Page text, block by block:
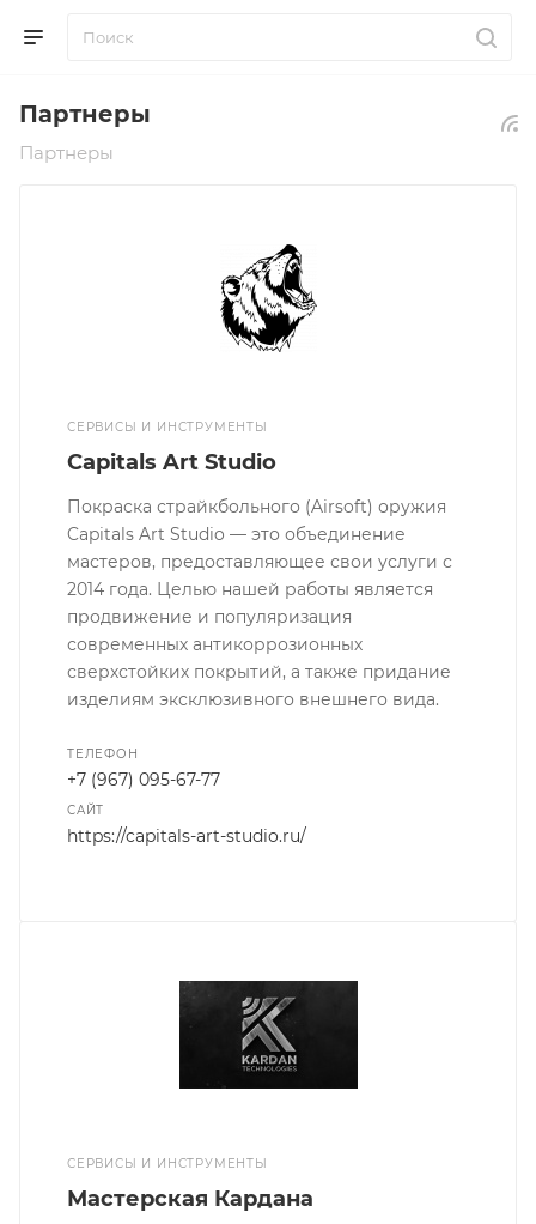
Партнеры
Партнеры
СЕРВИСЫ И ИНСТРУМЕНТЫ
Capitals Art Studio
Покраска страйкбольного (Airsoft) оружия
Capitals Art Studio — это объединение
мастеров, предоставляющее свои услуги с
2014 года. Целью нашей работы является
продвижение и популяризация
современных антикоррозионных
сверхстойких покрытий, а также придание
изделиям эксклюзивного внешнего вида.
ТЕЛЕФОН
+7 (967) 095-67-77
САЙТ
https://capitals-art-studio.ru/
СЕРВИСЫ И ИНСТРУМЕНТЫ
Мастерская Кардана